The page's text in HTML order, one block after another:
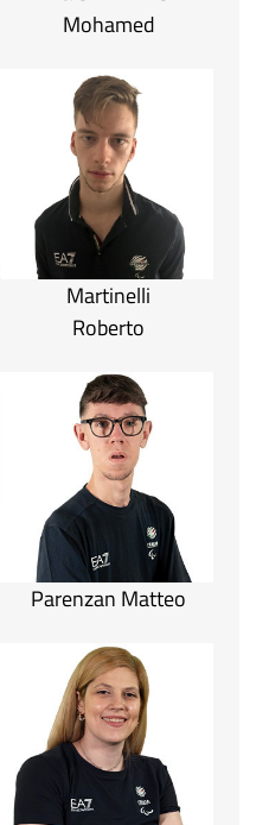
Mohamed
Martinelli
Roberto
Parenzan Matteo